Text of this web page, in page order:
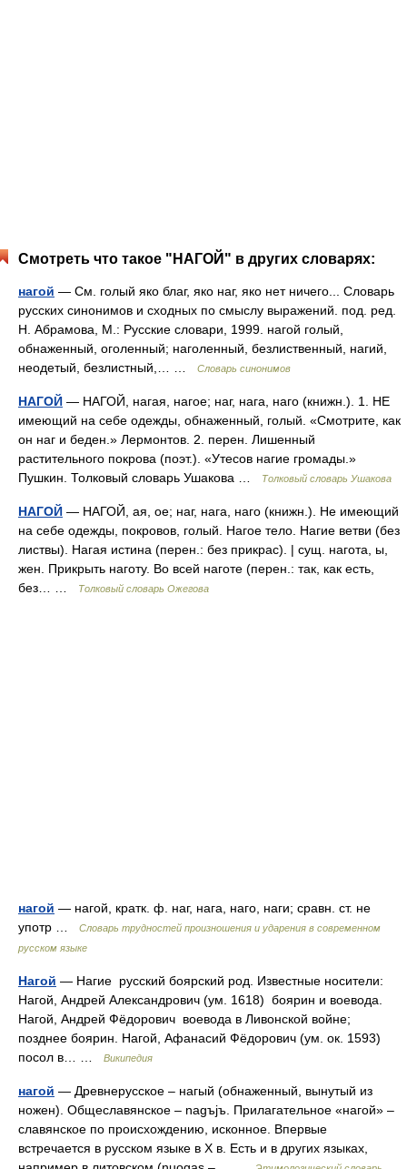
Смотреть что такое "НАГОЙ" в других словарях:
нагой — См. голый яко благ, яко наг, яко нет ничего... Словарь
русских синонимов и сходных по смыслу выражений. под. ред.
Н. Абрамова, М.: Русские словари, 1999. нагой голый,
обнаженный, оголенный; наголенный, безлиственный, нагий,
неодетый, безлистный,… …
Словарь синонимов
НАГОЙ — НАГОЙ, нагая, нагое; наг, нага, наго (книжн.). 1. НЕ
имеющий на себе одежды, обнаженный, голый. «Смотрите, как
он наг и беден.» Лермонтов. 2. перен. Лишенный
растительного покрова (поэт.). «Утесов нагие громады.»
Пушкин. Толковый словарь Ушакова …
Толковый словарь Ушакова
НАГОЙ — НАГОЙ, ая, ое; наг, нага, наго (книжн.). Не имеющий
на себе одежды, покровов, голый. Нагое тело. Нагие ветви (без
листвы). Нагая истина (перен.: без прикрас). | сущ. нагота, ы,
жен. Прикрыть наготу. Во всей наготе (перен.: так, как есть,
без… …
Толковый словарь Ожегова
нагой — нагой, кратк. ф. наг, нага, наго, наги; сравн. ст. не
употр …
Словарь трудностей произношения и ударения в современном
русском языке
Нагой — Нагие русский боярский род. Известные носители:
Нагой, Андрей Александрович (ум. 1618) боярин и воевода.
Нагой, Андрей Фёдорович воевода в Ливонской войне;
позднее боярин. Нагой, Афанасий Фёдорович (ум. ок. 1593)
посол в… …
Википедия
нагой — Древнерусское – нагый (обнаженный, вынутый из
ножен). Общеславянское – nagъjъ. Прилагательное «нагой» –
славянское по происхождению, исконное. Впервые
встречается в русском языке в X в. Есть и в других языках,